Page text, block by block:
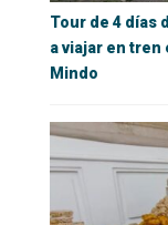
Tour de 4 días
a viajar en tren
Mindo